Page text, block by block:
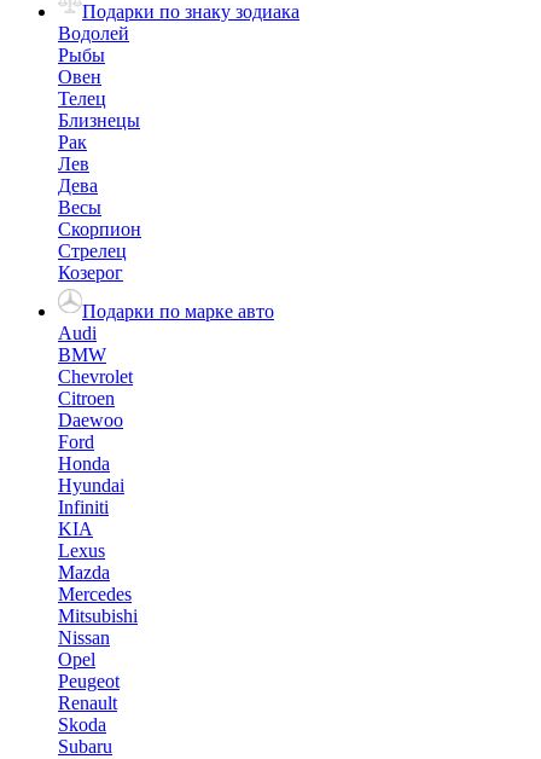
Подарки по знаку зодиака
Водолей
Рыбы
Овен
Телец
Близнецы
Рак
Лев
Дева
Весы
Скорпион
Стрелец
Козерог
Подарки по марке авто
Audi
BMW
Chevrolet
Citroen
Daewoo
Ford
Honda
Hyundai
Infiniti
KIA
Lexus
Mazda
Mercedes
Mitsubishi
Nissan
Opel
Peugeot
Renault
Skoda
Subaru